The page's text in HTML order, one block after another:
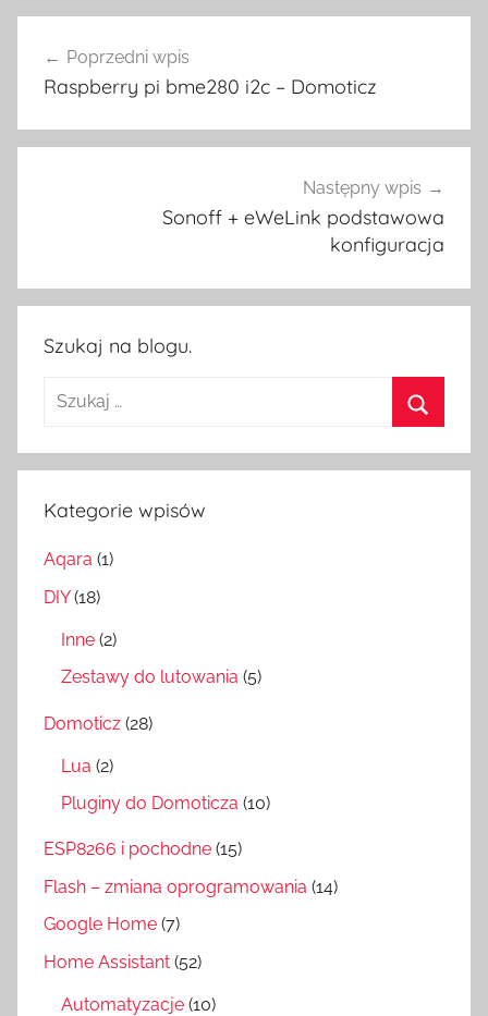
wpisu
Poprzedni wpis
Raspberry pi bme280 i2c – Domoticz
Następny wpis
Sonoff + eWeLink podstawowa
konfiguracja
Szukaj na blogu.
Szukaj:
Kategorie wpisów
Aqara (1)
DIY(18)
Inne (2)
Zestawy do lutowania (5)
Domoticz (28)
Lua (2)
Pluginy do Domoticza (10)
ESP8266 i pochodne (15)
Flash – zmiana oprogramowania (14)
Google Home (7)
Home Assistant (52)
Automatyzacje (10)